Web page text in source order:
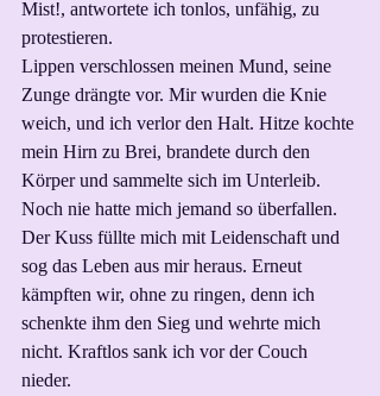
Mist!, antwortete ich tonlos, unfähig, zu
protestieren.
Lippen verschlossen meinen Mund, seine
Zunge drängte vor. Mir wurden die Knie
weich, und ich verlor den Halt. Hitze kochte
mein Hirn zu Brei, brandete durch den
Körper und sammelte sich im Unterleib.
Noch nie hatte mich jemand so überfallen.
Der Kuss füllte mich mit Leidenschaft und
sog das Leben aus mir heraus. Erneut
kämpften wir, ohne zu ringen, denn ich
schenkte ihm den Sieg und wehrte mich
nicht. Kraftlos sank ich vor der Couch
nieder.